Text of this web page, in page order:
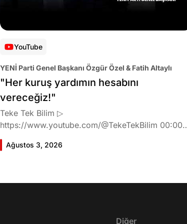
YouTube
YENİ Parti Genel Başkanı Özgür Özel & Fatih Altaylı
"Her kuruş yardımın hesabını
vereceğiz!"
Teke Tek Bilim ▷
https://www.youtube.com/@TekeTekBilim 00:00
Giriş 01:58 Butlan kararı 05:58 Butlan kararı kimin
meselesi? 11:32 Kılıçdaroğlu bu günlerin sinyalini
30:09 AK Parti'ye geçişlerin duracağının garantisi
Yargıtay kararından eminken neden partiden
Ağustos 3, 2026
Diğer